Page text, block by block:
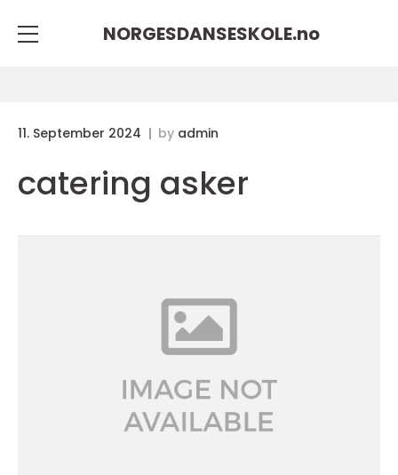
NORGESDANSESKOLE.no
11. September 2024 by admin
catering asker